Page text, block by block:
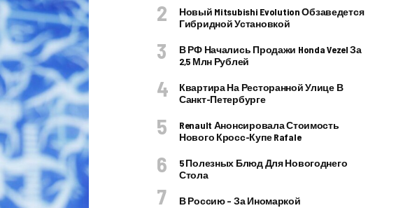
Новый Mitsubishi Evolution Обзаведется
Гибридной Установкой
В РФ Начались Продажи Honda Vezel За
2,5 Млн Рублей
Квартира На Ресторанной Улице В
Санкт-Петербурге
Renault Анонсировала Стоимость
Нового Кросс-Купе Rafale
5 Полезных Блюд Для Новогоднего
Стола
В Россию – За Иномаркой